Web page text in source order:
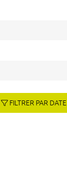
FILTRER PAR DATE